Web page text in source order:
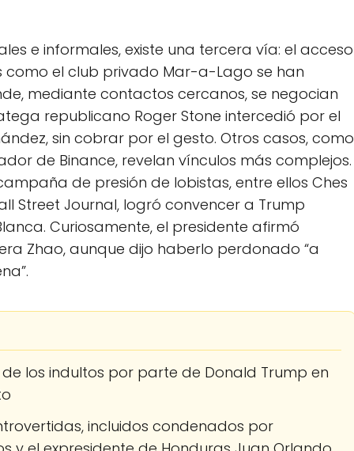
e informales, existe una tercera vía: el acceso
como el club privado Mar-a-Lago se han
mediante contactos cercanos, se negocian
republicano Roger Stone intercedió por el
sin cobrar por el gesto. Otros casos, como
de Binance, revelan vínculos más complejos.
de presión de lobistas, entre ellos Ches
Street Journal, logró convencer a Trump
Curiosamente, el presidente afirmó
Zhao, aunque dijo haberlo perdonado “a
los indultos por parte de Donald Trump en
incluidos condenados por